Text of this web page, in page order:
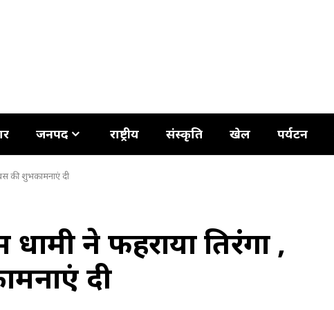
जनपद राष्ट्रीय संस्कृति खेल पर्यटन
की शुभकामनाएं दी
ने फहराया तिरंगा ,
दी